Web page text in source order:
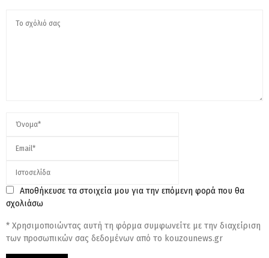
Αποθήκευσε τα στοιχεία μου για την επόμενη φορά που θα
σχολιάσω
* Χρησιμοποιώντας αυτή τη φόρμα συμφωνείτε με την διαχείριση
των προσωπικών σας δεδομένων από το kouzounews.gr